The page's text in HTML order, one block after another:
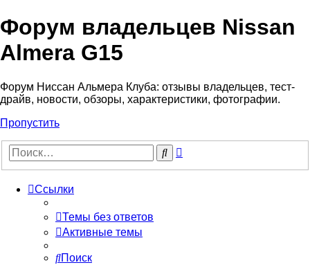
Форум владельцев Nissan
Almera G15
Форум Ниссан Альмера Клуба: отзывы владельцев, тест-
драйв, новости, обзоры, характеристики, фотографии.
Пропустить
Поиск
Ссылки
Темы без ответов
Активные темы
Поиск